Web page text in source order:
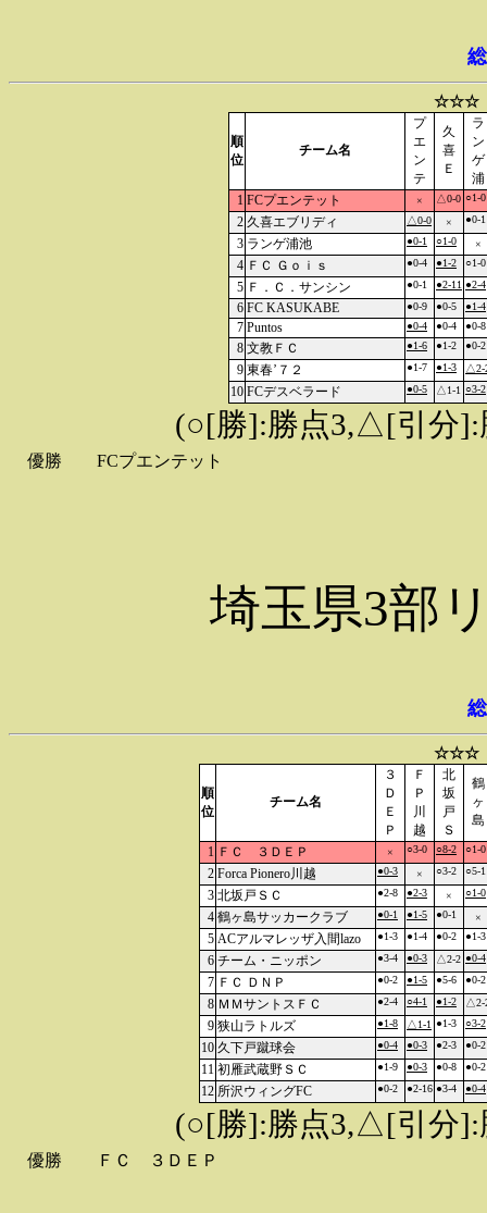
☆☆☆
順
位
チーム名
プ
エ
ン
テ
久
喜
Ｅ
ラ
ン
ゲ
浦
1 FCプエンテット × △0-0 ○1-0
2 久喜エブリディ △0-0 × ●0-1
3 ランゲ浦池 ●0-1 ○1-0 ×
4 ＦＣ Ｇｏｉｓ ●0-4 ●1-2 ○1-0
5 Ｆ．Ｃ．サンシン ●0-1 ●2-11 ●2-4
6 FC KASUKABE ●0-9 ●0-5 ●1-4
7 Puntos ●0-4 ●0-4 ●0-8
8 文教ＦＣ ●1-6 ●1-2 ●0-2
9 東春’７２ ●1-7 ●1-3 △2-
10 FCデスベラード ●0-5 △1-1 ○3-2
(○[勝]:勝点3,△[引分]:
優勝 FCプエンテット
埼玉県3部
☆☆☆
順
位
チーム名
３
Ｄ
Ｅ
Ｐ
Ｆ
Ｐ
川
越
北
坂
戸
Ｓ
鶴
ヶ
島
1 ＦＣ ３ＤＥＰ × ○3-0 ○8-2 ○1-0
2 Forca Pionero川越 ●0-3 × ○3-2 ○5-1
3 北坂戸ＳＣ ●2-8 ●2-3 × ○1-0
4 鶴ヶ島サッカークラブ ●0-1 ●1-5 ●0-1 ×
5 ACアルマレッザ入間lazo ●1-3 ●1-4 ●0-2 ●1-3
6 チーム・ニッポン ●3-4 ●0-3 △2-2 ●0-4
7 ＦＣ ＤＮＰ ●0-2 ●1-5 ●5-6 ●0-2
8 ＭＭサントスＦＣ ●2-4 ○4-1 ●1-2 △2-
9 狭山ラトルズ ●1-8 △1-1 ●1-3 ○3-2
10 久下戸蹴球会 ●0-4 ●0-3 ●2-3 ●0-2
11 初雁武蔵野ＳＣ ●1-9 ●0-3 ●0-8 ●0-2
12 所沢ウィングFC ●0-2 ●2-16 ●3-4 ●0-4
(○[勝]:勝点3,△[引分]:
優勝 ＦＣ ３ＤＥＰ